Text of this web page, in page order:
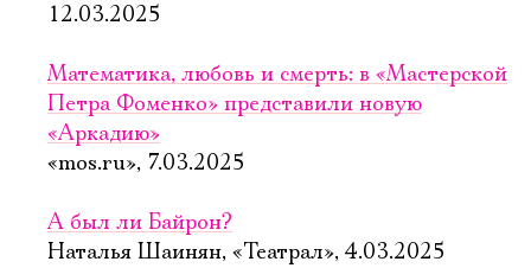
12.03.2025
Математика, любовь и смерть: в «Мастерской
Петра Фоменко» представили новую
«Аркадию»
«mos.ru», 7.03.2025
А был ли Байрон?
Наталья Шаинян, «Театрал», 4.03.2025